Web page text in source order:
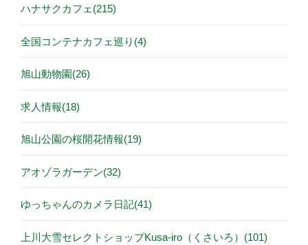
ハナサクカフェ(215)
全国コンテナカフェ巡り(4)
旭山動物園(26)
求人情報(18)
旭山公園の桜開花情報(19)
アオゾラガーデン(32)
ゆっちゃんのカメラ日記(41)
上川大雪セレクトショップKusa-iro（くさいろ）(101)